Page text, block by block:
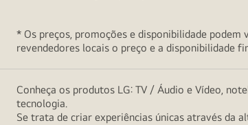
* Os preços, promoções e disponibilidade
revendedores locais o preço e a disponibilidade
Conheça os produtos LG: TV / Áudio e Vídeo,
tecnologia.
Se trata de criar experiências únicas através da